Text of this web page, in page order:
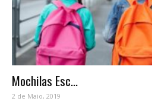
Mochilas Esc...
2 de Maio, 2019